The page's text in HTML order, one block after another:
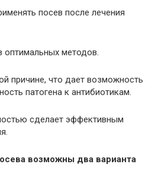
посев после лечения
оптимальных методов.
причине, что дает возможность
патогена к антибиотикам.
сделает эффективным
возможны два варианта